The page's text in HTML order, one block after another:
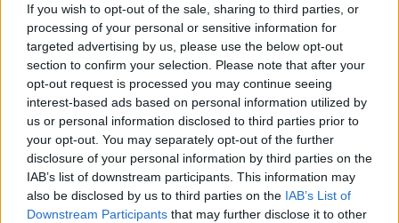
If you wish to opt-out of the sale, sharing to third parties, or
processing of your personal or sensitive information for
targeted advertising by us, please use the below opt-out
section to confirm your selection. Please note that after your
opt-out request is processed you may continue seeing
interest-based ads based on personal information utilized by
us or personal information disclosed to third parties prior to
your opt-out. You may separately opt-out of the further
disclosure of your personal information by third parties on the
IAB’s list of downstream participants. This information may
also be disclosed by us to third parties on the IAB’s List of
Downstream Participants that may further disclose it to other
jelentőségű műemlék eddig kevesebb
figyelmet és főleg kevesebb pénzt kapott,
mint arra érdemes.
Mezős Tamás ugyanakkor elmondta azt is,
hogy jövőre végre méltó módon eltemethetik
azokat a maradványokat, amelyek a
templomkertben végzett régészeti feltárás
során kerültek elő, s amelyek ugyan
rendszerezve, gondosan becsomagolva, de
mégiscsak egy padláson hevernek.